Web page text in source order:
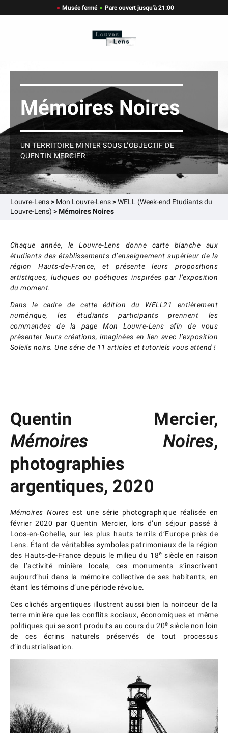
Musée fermé Parc ouvert jusqu'à 21:00
Mémoires Noires
UN TERRITOIRE MINIER SOUS L’OBJECTIF DE
QUENTIN MERCIER
Louvre-Lens> Mon Louvre-Lens>WELL (Week-end Etudiants du
Louvre-Lens) >Mémoires Noires
Chaque année, le Louvre-Lens donne carte blanche aux
étudiants des établissements d’enseignement supérieur de la
région Hauts-de-France, et présente leurs propositions
artistiques, ludiques ou poétiques inspirées par l’exposition
du moment.
Dans le cadre de cette édition du WELL21 entièrement
numérique, les étudiants participants prennent les
commandes de la page Mon Louvre-Lens afin de vous
présenter leurs créations, imaginées en lien avec l’exposition
Soleils noirs. Une série de 11 articles et tutoriels vous attend !
Quentin Mercier,
Mémoires Noires,
photographies
argentiques, 2020
Mémoires Noiresest une série photographique réalisée en
février 2020 par Quentin Mercier, lors d’un séjour passé à
Loos-en-Gohelle, sur les plus hauts terrils d’Europe près de
Lens. Étant de véritables symboles patrimoniaux de la région
des Hauts-de-France depuis le milieu du 18e siècle en raison
de l’activité minière locale, ces monuments s’inscrivent
aujourd’hui dans la mémoire collective de ses habitants, en
étant les témoins d’une période révolue.
Ces clichés argentiques illustrent aussi bien la noirceur de la
terre minière que les conflits sociaux, économiques et même
politiques qui se sont produits au cours du 20e siècle non loin
de ces écrins naturels préservés de tout processus
d’industrialisation.